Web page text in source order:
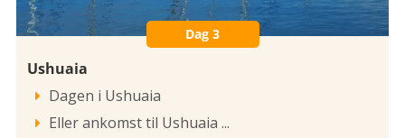
Dag 3
Ushuaia
 Dagen i Ushuaia
 Eller ankomst til Ushuaia ...